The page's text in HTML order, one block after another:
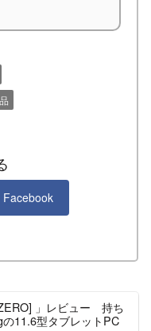
Facebook
」レビュー 持ち
11.6型タブレットPC